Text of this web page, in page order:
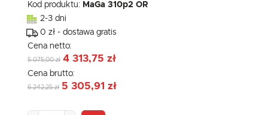
Kod produktu: MaGa 310p2 OR
2-3 dni
0 zł - dostawa gratis
Cena netto:
5 075,00 zł 4 313,75 zł
Cena brutto:
6 242,25 zł 5 305,91 zł